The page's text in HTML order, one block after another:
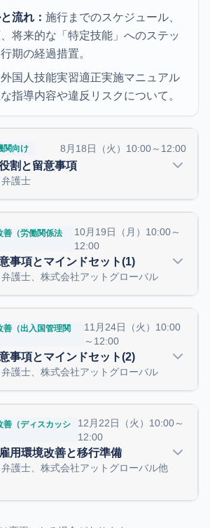
流れ：施行までのスケジュール、
将来的な「特定技能」へのステッ
期の経過措置。
外国人技能実習適正実施マニュアル
指導内容や違反リスクについて。
関向け 8月18日（火）10:00～12:00
割と留意事項
護士
た制度の違い： 技能実習と育成就
新たな「監理支援機関」になるため
体的な業務内容、経過措置。
監理団体が今から気をつけるべき
善（労働関係法
10月19日（月）10:00～
12:00
事項とマインドセット(1)
護士、株式会社アットグローバル
善（出入国管理関
11月24日（火）10:00
～12:00
事項とマインドセット(2)
護士、株式会社アットグローバル
善（ディスカッシ
12月22日（火）10:00～
12:00
用環境改善と移行準備
護士、株式会社アットグローバル他